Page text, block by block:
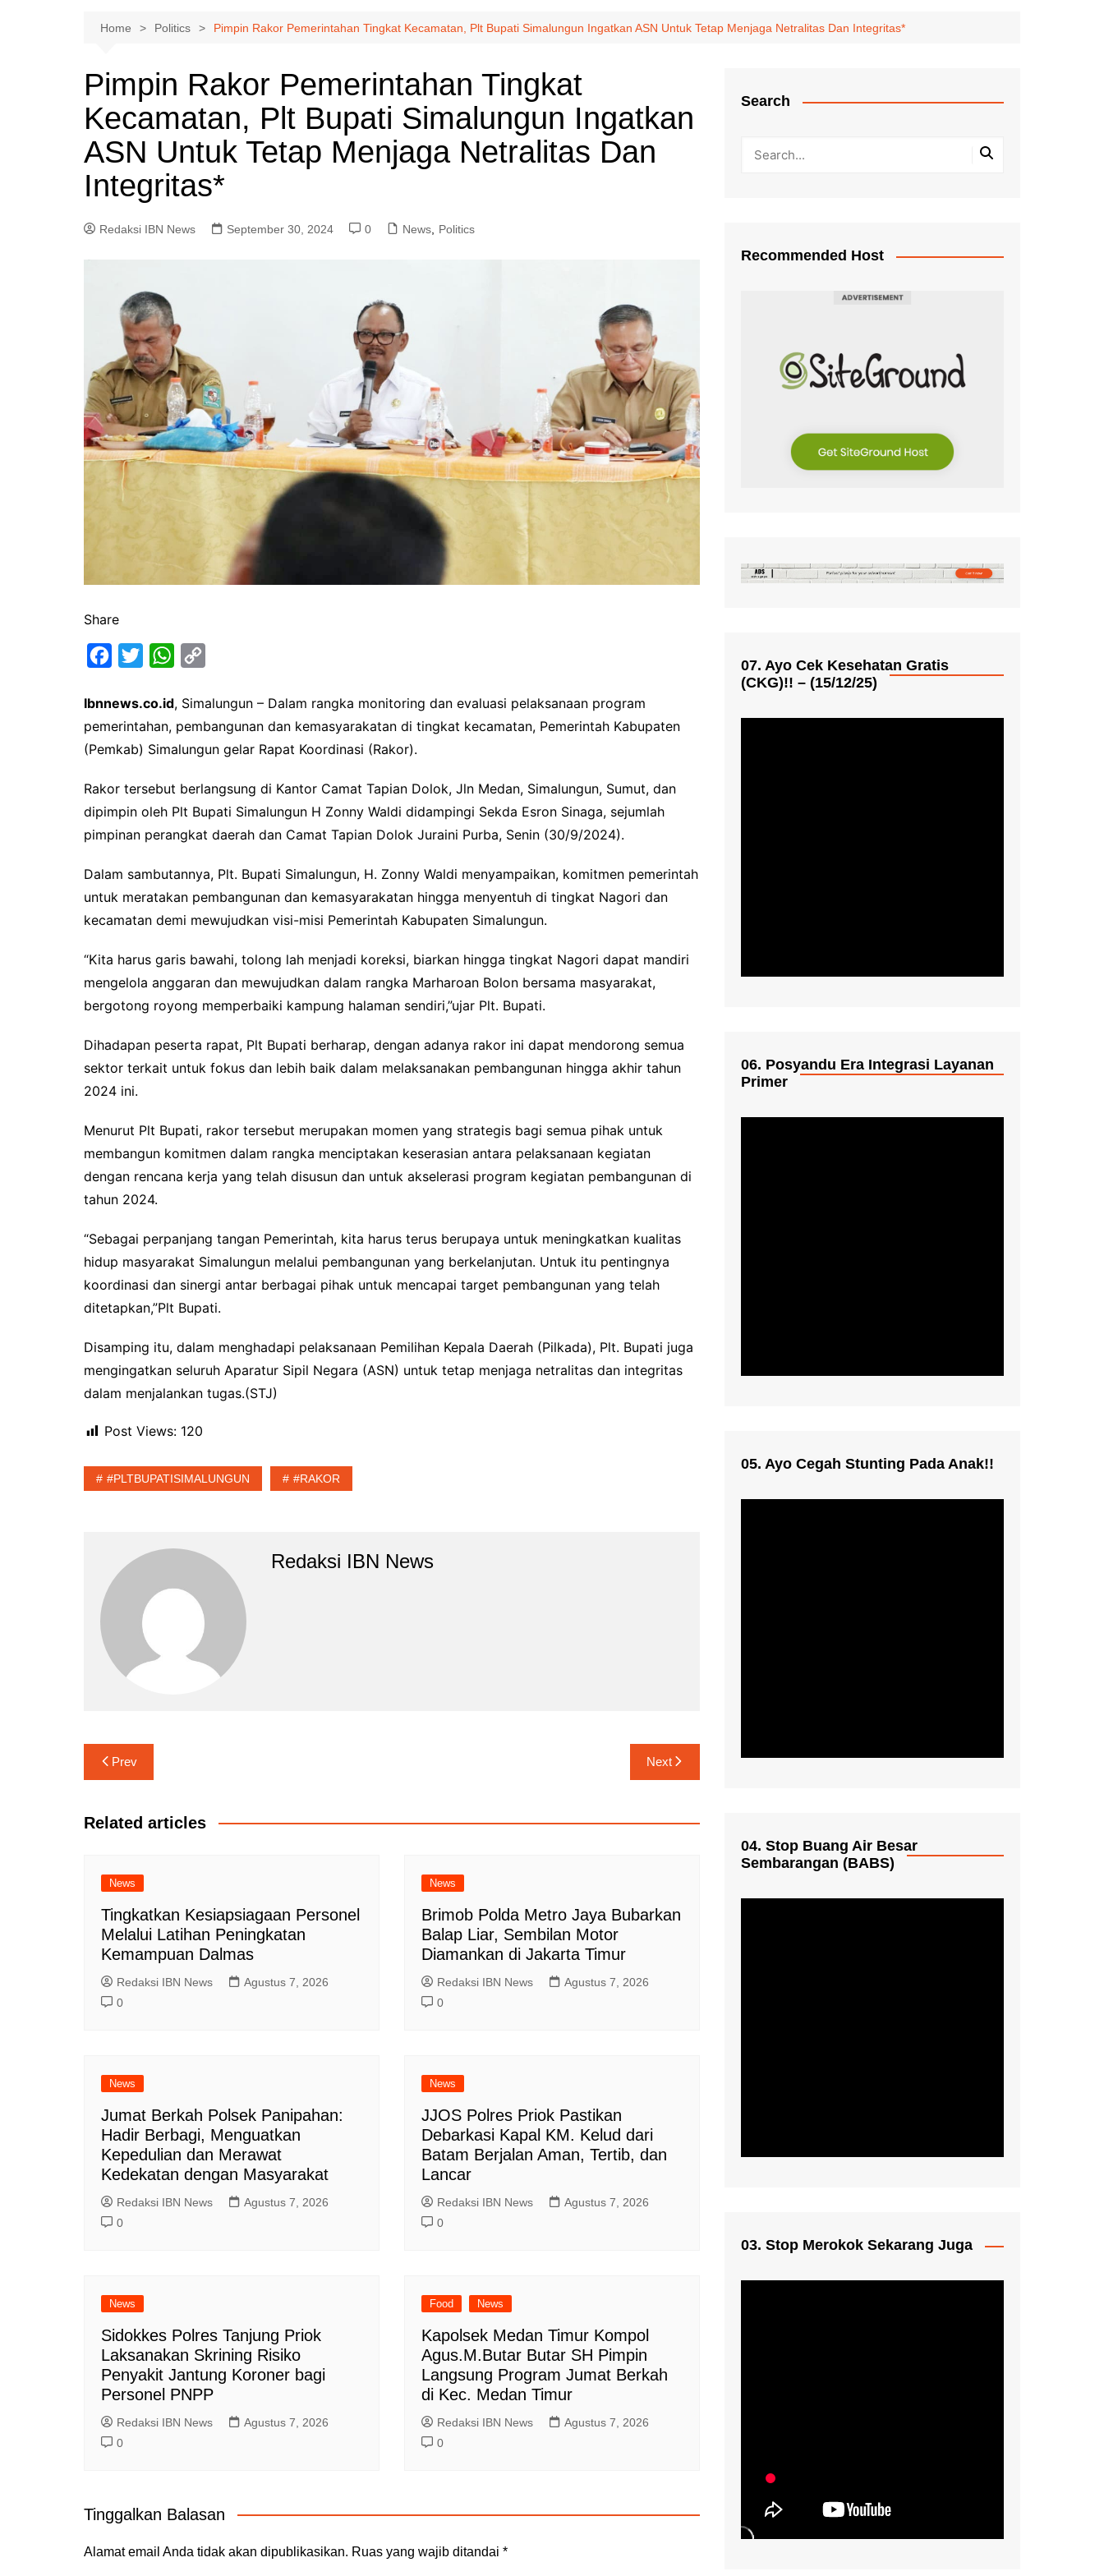
Home Politics Pimpin Rakor Pemerintahan Tingkat Kecamatan, Plt Bupati Simalungun Ingatkan ASN Untuk Tetap Menjaga Netralitas Dan Integritas*
Pimpin Rakor Pemerintahan Tingkat
Kecamatan, Plt Bupati Simalungun Ingatkan
ASN Untuk Tetap Menjaga Netralitas Dan
Integritas*
Redaksi IBN News September 30, 2024 0 News, Politics
Share
c
e
b
k
i
t
W
a
t
s
p
p
p
y
L
k
Ibnnews.co.id, Simalungun – Dalam rangka monitoring dan evaluasi pelaksanaan program
pemerintahan, pembangunan dan kemasyarakatan di tingkat kecamatan, Pemerintah Kabupaten
(Pemkab) Simalungun gelar Rapat Koordinasi (Rakor).
Rakor tersebut berlangsung di Kantor Camat Tapian Dolok, Jln Medan, Simalungun, Sumut, dan
dipimpin oleh Plt Bupati Simalungun H Zonny Waldi didampingi Sekda Esron Sinaga, sejumlah
pimpinan perangkat daerah dan Camat Tapian Dolok Juraini Purba, Senin (30/9/2024).
Dalam sambutannya, Plt. Bupati Simalungun, H. Zonny Waldi menyampaikan, komitmen pemerintah
untuk meratakan pembangunan dan kemasyarakatan hingga menyentuh di tingkat Nagori dan
kecamatan demi mewujudkan visi-misi Pemerintah Kabupaten Simalungun.
“Kita harus garis bawahi, tolong lah menjadi koreksi, biarkan hingga tingkat Nagori dapat mandiri
mengelola anggaran dan mewujudkan dalam rangka Marharoan Bolon bersama masyarakat,
bergotong royong memperbaiki kampung halaman sendiri,”ujar Plt. Bupati.
Dihadapan peserta rapat, Plt Bupati berharap, dengan adanya rakor ini dapat mendorong semua
sektor terkait untuk fokus dan lebih baik dalam melaksanakan pembangunan hingga akhir tahun
2024 ini.
Menurut Plt Bupati, rakor tersebut merupakan momen yang strategis bagi semua pihak untuk
membangun komitmen dalam rangka menciptakan keserasian antara pelaksanaan kegiatan
dengan rencana kerja yang telah disusun dan untuk akselerasi program kegiatan pembangunan di
tahun 2024.
“Sebagai perpanjang tangan Pemerintah, kita harus terus berupaya untuk meningkatkan kualitas
hidup masyarakat Simalungun melalui pembangunan yang berkelanjutan. Untuk itu pentingnya
koordinasi dan sinergi antar berbagai pihak untuk mencapai target pembangunan yang telah
ditetapkan,”Plt Bupati.
Disamping itu, dalam menghadapi pelaksanaan Pemilihan Kepala Daerah (Pilkada), Plt. Bupati juga
mengingatkan seluruh Aparatur Sipil Negara (ASN) untuk tetap menjaga netralitas dan integritas
dalam menjalankan tugas.(STJ)
Post Views: 120
#PLTBUPATISIMALUNGUN #RAKOR
Redaksi IBN News
Navigasi
pos
Prev Next
Related articles
News
Tingkatkan Kesiapsiagaan Personel
Melalui Latihan Peningkatan
Kemampuan Dalmas
Redaksi IBN News
Agustus 7, 2026
0
News
Brimob Polda Metro Jaya Bubarkan
Balap Liar, Sembilan Motor
Diamankan di Jakarta Timur
Redaksi IBN News
Agustus 7, 2026
0
News
Jumat Berkah Polsek Panipahan:
Hadir Berbagi, Menguatkan
Kepedulian dan Merawat
Kedekatan dengan Masyarakat
Redaksi IBN News
Agustus 7, 2026
0
News
JJOS Polres Priok Pastikan
Debarkasi Kapal KM. Kelud dari
Batam Berjalan Aman, Tertib, dan
Lancar
Redaksi IBN News
Agustus 7, 2026
0
News
Sidokkes Polres Tanjung Priok
Laksanakan Skrining Risiko
Penyakit Jantung Koroner bagi
Personel PNPP
Redaksi IBN News
Agustus 7, 2026
0
Food News
Kapolsek Medan Timur Kompol
Agus.M.Butar Butar SH Pimpin
Langsung Program Jumat Berkah
di Kec. Medan Timur
Redaksi IBN News
Agustus 7, 2026
0
Tinggalkan Balasan
Alamat email Anda tidak akan dipublikasikan. Ruas yang wajib ditandai *
Search
Recommended Host
07. Ayo Cek Kesehatan Gratis
(CKG)!! – (15/12/25)
06. Posyandu Era Integrasi Layanan
Primer
05. Ayo Cegah Stunting Pada Anak!!
04. Stop Buang Air Besar
Sembarangan (BABS)
03. Stop Merokok Sekarang Juga